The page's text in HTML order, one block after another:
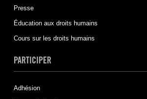
Presse
Éducation aux droits humains
Cours sur les droits humains
PARTICIPER
Adhésion